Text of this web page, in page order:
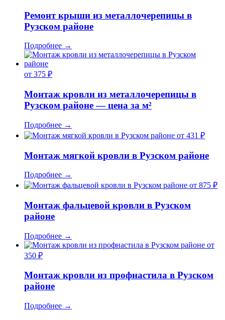
Ремонт крыши из металлочерепицы в
Рузском районе
Подробнее →
от 375 ₽
Монтаж кровли из металлочерепицы в
Рузском районе — цена за м²
Подробнее →
от 431 ₽
Монтаж мягкой кровли в Рузском районе
Подробнее →
от 875 ₽
Монтаж фальцевой кровли в Рузском
районе
Подробнее →
от
350 ₽
Монтаж кровли из профнастила в Рузском
районе
Подробнее →